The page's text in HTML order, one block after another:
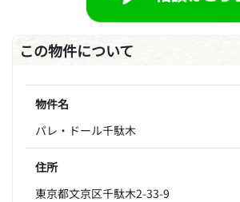
この物件について
物件名
パレ・ドール千駄木
住所
東京都文京区千駄木2-33-9